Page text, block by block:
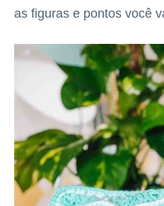
as figuras e pontos você